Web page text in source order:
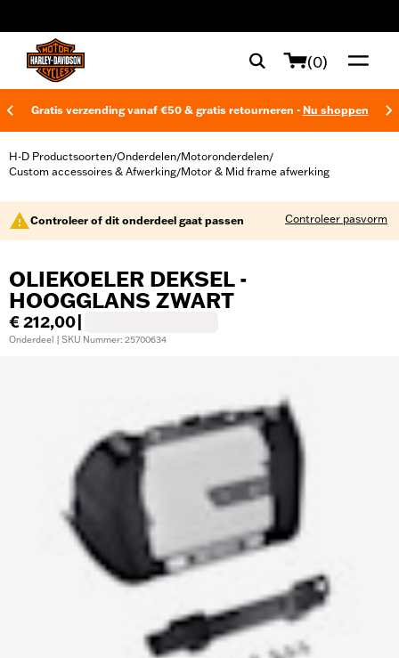
(0)
Gratis verzending vanaf €50 & gratis retourneren - Nu shoppen
H-D Productsoorten/Onderdelen/Motoronderdelen/
Custom accessoires & Afwerking/Motor & Mid frame afwerking
Controleer of dit onderdeel gaat passen Controleer pasvorm
OLIEKOELER DEKSEL -
HOOGGLANS ZWART
€ 212,00
Onderdeel | SKU Nummer: 25700634